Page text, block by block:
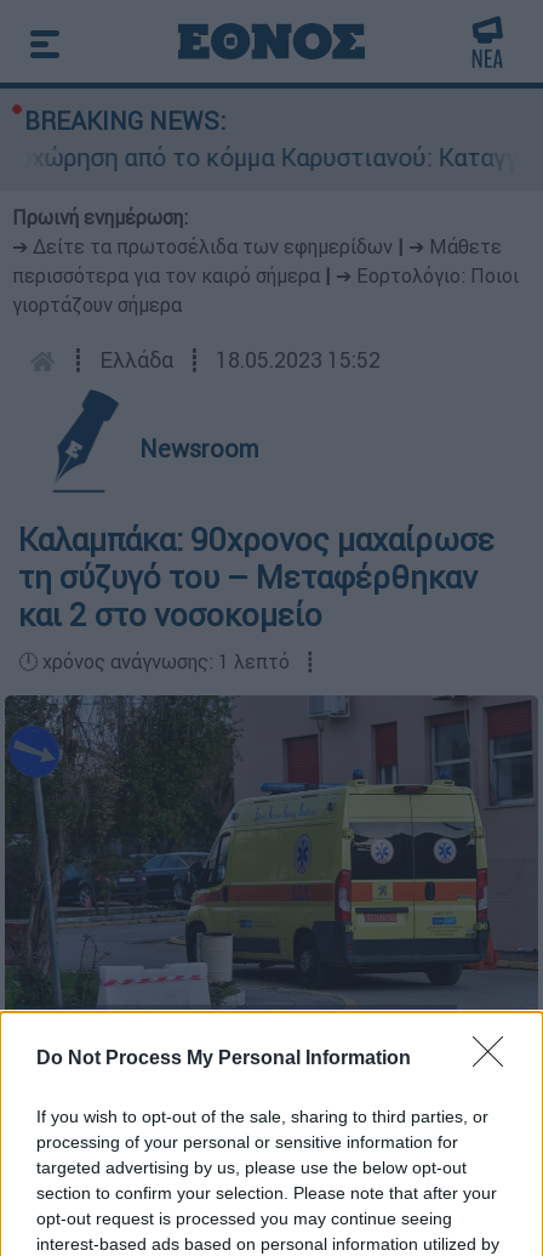
Do Not Process My Personal Information
If you wish to opt-out of the sale, sharing to third parties, or
processing of your personal or sensitive information for
targeted advertising by us, please use the below opt-out
section to confirm your selection. Please note that after your
opt-out request is processed you may continue seeing
interest-based ads based on personal information utilized by
BREAKING NEWS:
από το κόμμα Καρυστιανού:
Πρωινή ενημέρωση:
➔ Δείτε τα πρωτοσέλιδα των εφημερίδων
➔ Μάθετε
περισσότερα για τον καιρό σήμερα
➔ Εορτολόγιο: Ποιοι
γιορτάζουν σήμερα
┋ Ελλάδα ┋ 18.05.2023 15:52
Newsroom
Καλαμπάκα: 90χρονος μαχαίρωσε
τη σύζυγό του – Μεταφέρθηκαν
και 2 στο νοσοκομείο
🕛 χρόνος ανάγνωσης: 1 λεπτό ┋
Προσθέστε το ΕΘΝΟΣ στη Google
Έναπερίεργο συμβάν σημειώθηκετην
Πέμπτη στηνΚαλαμπάκαόταν ένας 90χρονος
μαχαίρωσε την 82χρονη σύζυγό του.